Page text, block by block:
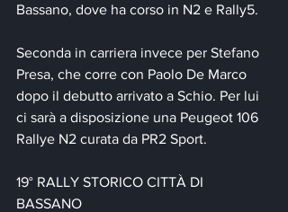
Bassano, dove ha corso in N2 e Rally5.
Seconda in carriera invece per Stefano
Presa, che corre con Paolo De Marco
dopo il debutto arrivato a Schio. Per lui
ci sarà a disposizione una Peugeot 106
Rallye N2 curata da PR2 Sport.
19° RALLY STORICO CITTÀ DI
BASSANO